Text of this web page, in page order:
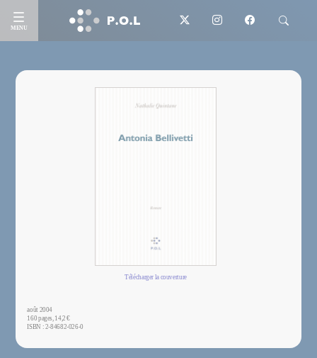
MENU
Télécharger la couverture
août 2004
160 pages, 14,2 €
ISBN : 2-84682-026-0